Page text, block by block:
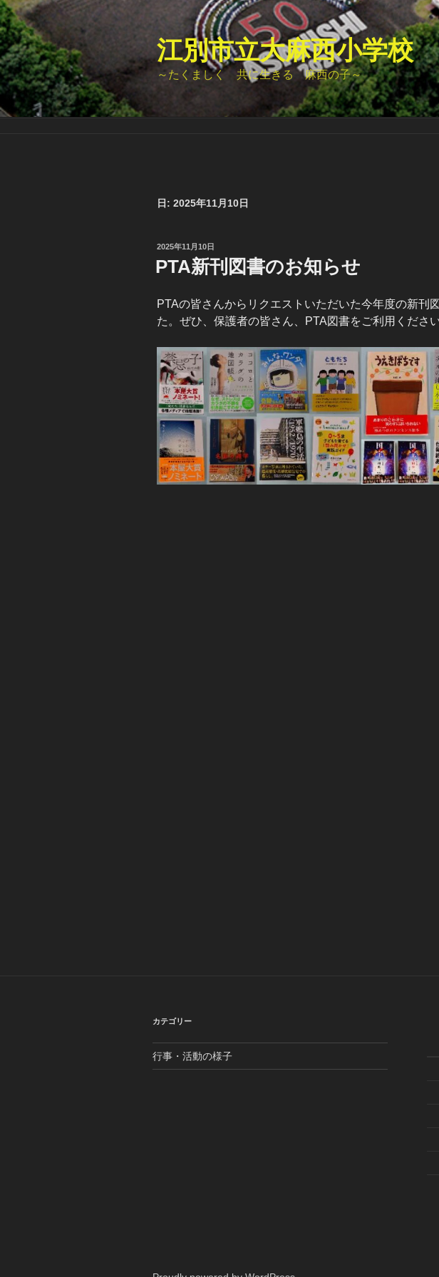
コ
ン
テ
ン
ツ
へ
ス
江別市立大麻西小学校
～たくましく 共に生きる 麻西の子～
日: 2025年11月10日
投
日:
2025年11月10日
PTA新刊図書のお知らせ
PTAの皆さんからリクエストいただいた今年度の新刊
た。ぜひ、保護者の皆さん、PTA図書をご利用ください
カテゴリー
行事・活動の様子